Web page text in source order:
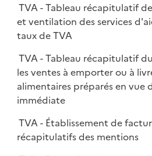
TVA - Tableau récapitulatif
et ventilation des services
taux de TVA
TVA - Tableau récapitulatif
les ventes à emporter ou à
alimentaires préparés en vue
immédiate
TVA - Établissement de
récapitulatifs des mentions